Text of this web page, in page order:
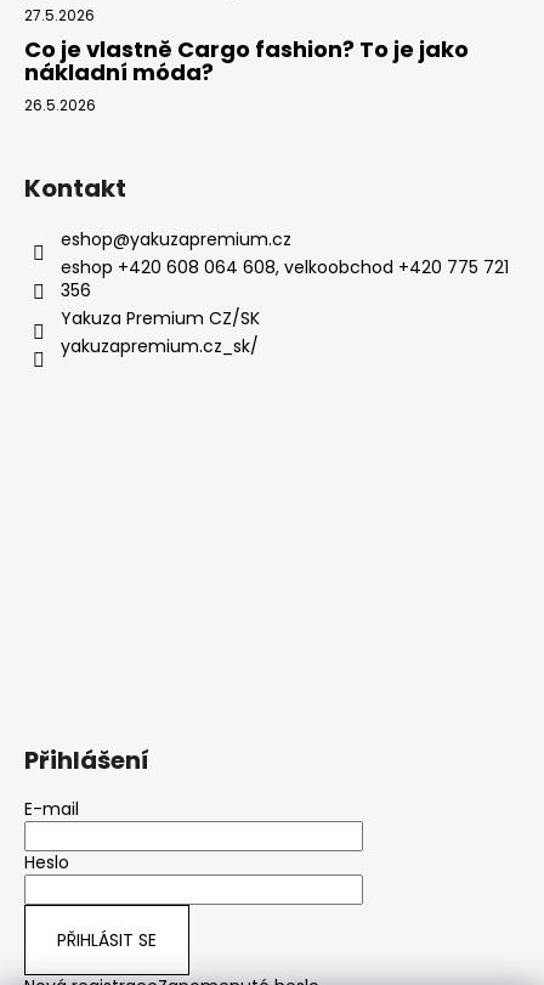
27.5.2026
Co je vlastně Cargo fashion? To je jako
nákladní móda?
26.5.2026
Kontakt
eshop@yakuzapremium.cz
eshop +420 608 064 608, velkoobchod +420 775 721
356
Yakuza Premium CZ/SK
yakuzapremium.cz_sk/
Přihlášení
E-mail
Heslo
PŘIHLÁSIT SE